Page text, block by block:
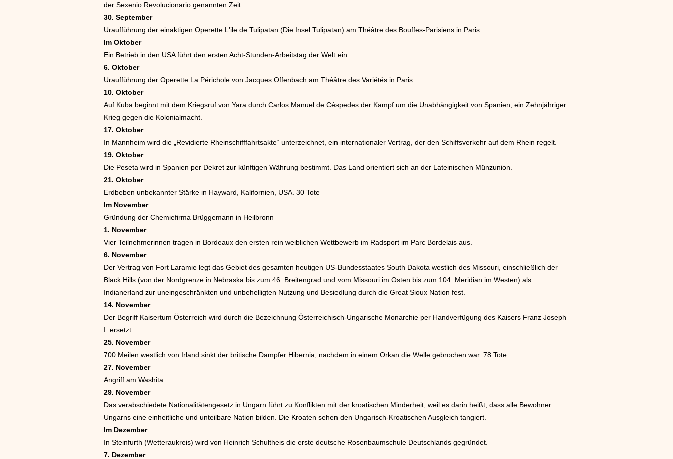
der Sexenio Revolucionario genannten Zeit.
30. September
Uraufführung der einaktigen Operette L'ile de Tulipatan (Die Insel Tulipatan) am Théâtre des Bouffes-Parisiens in Paris
Im Oktober
Ein Betrieb in den USA führt den ersten Acht-Stunden-Arbeitstag der Welt ein.
6. Oktober
Uraufführung der Operette La Périchole von Jacques Offenbach am Théâtre des Variétés in Paris
10. Oktober
Auf Kuba beginnt mit dem Kriegsruf von Yara durch Carlos Manuel de Céspedes der Kampf um die Unabhängigkeit von Spanien, ein Zehnjähriger
Krieg gegen die Kolonialmacht.
17. Oktober
In Mannheim wird die „Revidierte Rheinschifffahrtsakte“ unterzeichnet, ein internationaler Vertrag, der den Schiffsverkehr auf dem Rhein regelt.
19. Oktober
Die Peseta wird in Spanien per Dekret zur künftigen Währung bestimmt. Das Land orientiert sich an der Lateinischen Münzunion.
21. Oktober
Erdbeben unbekannter Stärke in Hayward, Kalifornien, USA. 30 Tote
Im November
Gründung der Chemiefirma Brüggemann in Heilbronn
1. November
Vier Teilnehmerinnen tragen in Bordeaux den ersten rein weiblichen Wettbewerb im Radsport im Parc Bordelais aus.
6. November
Der Vertrag von Fort Laramie legt das Gebiet des gesamten heutigen US-Bundesstaates South Dakota westlich des Missouri, einschließlich der
Black Hills (von der Nordgrenze in Nebraska bis zum 46. Breitengrad und vom Missouri im Osten bis zum 104. Meridian im Westen) als
Indianerland zur uneingeschränkten und unbehelligten Nutzung und Besiedlung durch die Great Sioux Nation fest.
14. November
Der Begriff Kaisertum Österreich wird durch die Bezeichnung Österreichisch-Ungarische Monarchie per Handverfügung des Kaisers Franz Joseph
I. ersetzt.
25. November
700 Meilen westlich von Irland sinkt der britische Dampfer Hibernia, nachdem in einem Orkan die Welle gebrochen war. 78 Tote.
27. November
Angriff am Washita
29. November
Das verabschiedete Nationalitätengesetz in Ungarn führt zu Konflikten mit der kroatischen Minderheit, weil es darin heißt, dass alle Bewohner
Ungarns eine einheitliche und unteilbare Nation bilden. Die Kroaten sehen den Ungarisch-Kroatischen Ausgleich tangiert.
Im Dezember
In Steinfurth (Wetteraukreis) wird von Heinrich Schultheis die erste deutsche Rosenbaumschule Deutschlands gegründet.
7. Dezember